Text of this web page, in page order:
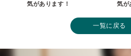
気があります！
気が
一覧に戻る